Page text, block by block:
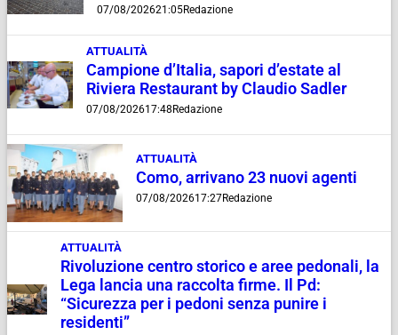
07/08/202621:05Redazione
ATTUALITÀ
Campione d’Italia, sapori d’estate al
Riviera Restaurant by Claudio Sadler
07/08/202617:48 Redazione
ATTUALITÀ
Como, arrivano 23 nuovi agenti
07/08/202617:27Redazione
ATTUALITÀ
Rivoluzione centro storico e aree pedonali, la
Lega lancia una raccolta firme. Il Pd:
“Sicurezza per i pedoni senza punire i
residenti”